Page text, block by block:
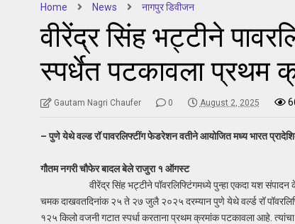
Home News नागपुर डिवीजन
वीरेंद्र सिंह भट्टीने
स्पर्धेत पटकावला प्रथम
Gautam Nagri Chaufer 0 August 2, 2025
– पुणे येथे वल्ड रॉ पावरलिफ्टींग फेडरेशन वतीने आयोजित मध्य भारत
गौतम नगरी चौफेर बादल बेले राजुरा १ ऑगस्ट
वीरेंद्र सिंह भट्टीने पॉवरलिफ्टिंगमध्ये पुन्हा एकदा यश संपादन केले
चमक दाखवतदिनांक २५ ते २७ जुलै २०२५ दरम्यान पुणे येथे वर्ल्ड रॉ
१२५ किलो वजनी गटात स्पर्धा करताना प्रथम क्रमांक पटकावला आहे.